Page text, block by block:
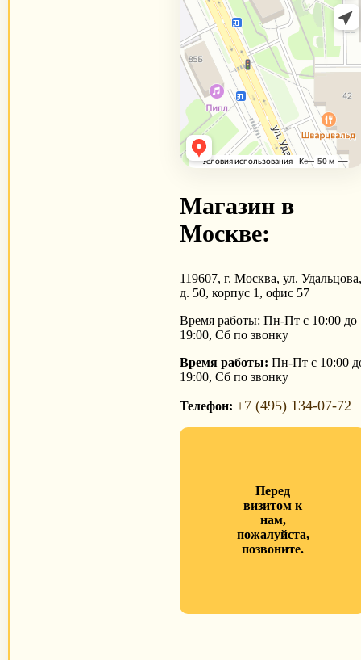
Магазин в
Москве:
119607, г. Москва, ул. Удальцова,
д. 50, корпус 1, офис 57
Время работы: Пн-Пт с 10:00 до
19:00, Сб по звонку
Время работы: Пн-Пт с 10:00
19:00, Сб по звонку
Телефон: +7 (495) 134-07-72
Перед
визитом к
нам,
пожалуйста,
позвоните.